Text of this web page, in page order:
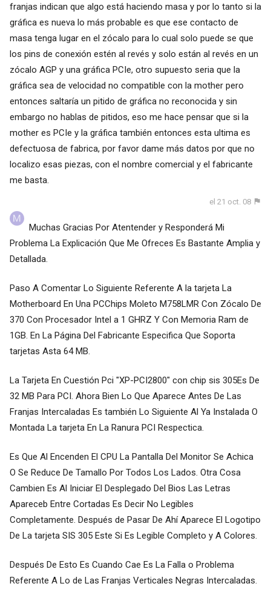
franjas indican que algo está haciendo masa y por lo tanto si la
gráfica es nueva lo más probable es que ese contacto de
masa tenga lugar en el zócalo para lo cual solo puede se que
los pins de conexión estén al revés y solo están al revés en un
zócalo AGP y una gráfica PCIe, otro supuesto seria que la
gráfica sea de velocidad no compatible con la mother pero
entonces saltaría un pitido de gráfica no reconocida y sin
embargo no hablas de pitidos, eso me hace pensar que si la
mother es PCIe y la gráfica también entonces esta ultima es
defectuosa de fabrica, por favor dame más datos por que no
localizo esas piezas, con el nombre comercial y el fabricante
me basta.
el 21 oct. 08
Muchas Gracias Por Atentender y Responderá Mi
Problema La Explicación Que Me Ofreces Es Bastante Amplia y
Detallada.
Paso A Comentar Lo Siguiente Referente A la tarjeta La
Motherboard En Una PCChips Moleto M758LMR Con Zócalo De
370 Con Procesador Intel a 1 GHRZ Y Con Memoria Ram de
1GB. En La Página Del Fabricante Especifica Que Soporta
tarjetas Asta 64 MB.
La Tarjeta En Cuestión Pci "XP-PCI2800" con chip sis 305Es De
32 MB Para PCI. Ahora Bien Lo Que Aparece Antes De Las
Franjas Intercaladas Es también Lo Siguiente Al Ya Instalada O
Montada La tarjeta En La Ranura PCI Respectica.
Es Que Al Encenden El CPU La Pantalla Del Monitor Se Achica
O Se Reduce De Tamallo Por Todos Los Lados. Otra Cosa
Cambien Es Al Iniciar El Desplegado Del Bios Las Letras
Apareceb Entre Cortadas Es Decir No Legibles
Completamente. Después de Pasar De Ahí Aparece El Logotipo
De La tarjeta SIS 305 Este Si Es Legible Completo y A Colores.
Después De Esto Es Cuando Cae Es La Falla o Problema
Referente A Lo de Las Franjas Verticales Negras Intercaladas.